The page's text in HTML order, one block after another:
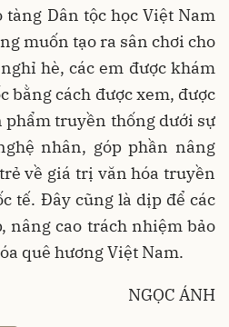
tàng Dân tộc học Việt Nam
muốn tạo ra sân chơi cho
hè, các em được khám
bằng cách được xem, được
phẩm truyền thống dưới sự
nhân, góp phần nâng
về giá trị văn hóa truyền
tế. Đây cũng là dịp để các
nâng cao trách nhiệm bảo
quê hương Việt Nam.
NGỌC ÁNH